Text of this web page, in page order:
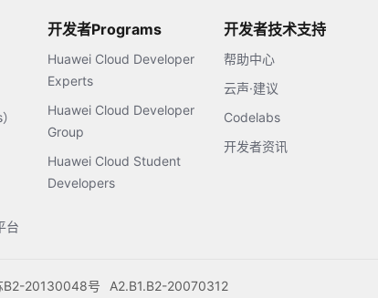
台
开发者Programs
Huawei Cloud Developer
Experts
Huawei Cloud Developer
Group
Huawei Cloud Student
Developers
开发者技术支持
帮助中心
云声·建议
Codelabs
开发者资讯
B2-20130048号
A2.B1.B2-20070312